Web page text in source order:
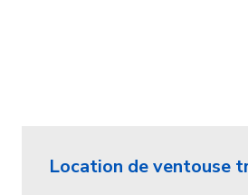
Location de ventouse